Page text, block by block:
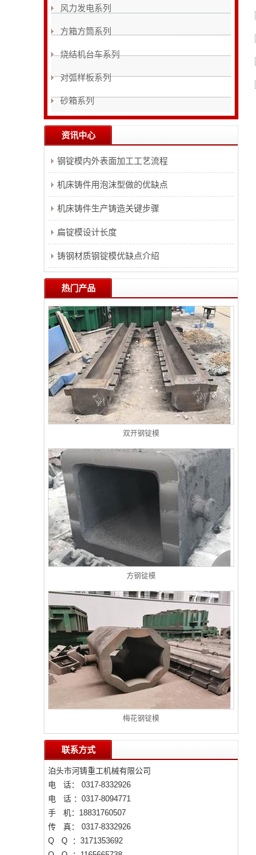
风力发电系列
方箱方筒系列
烧结机台车系列
对弧样板系列
砂箱系列
资讯中心
钢锭模内外表面加工工艺流程
机床铸件用泡沫型做的优缺点
机床铸件生产铸造关键步骤
扁锭模设计长度
铸钢材质钢锭模优缺点介绍
热门产品
双开钢锭模
方钢锭模
梅花钢锭模
联系方式
泊头市河铸重工机械有限公司
电 话： 0317-8332926
电 话 ：0317-8094771
手 机：18831760507
传 真： 0317-8332926
Q Q ：3171353692